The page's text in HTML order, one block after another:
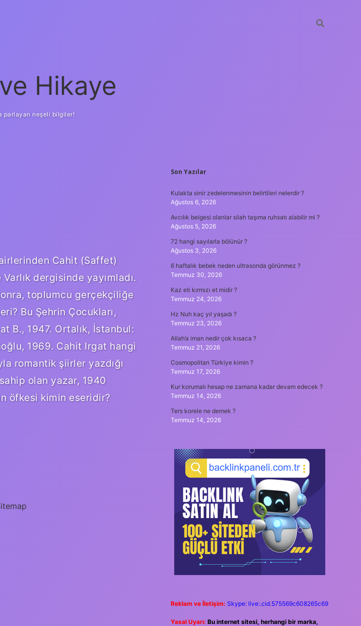
Hikaye
parlayan neşeli bilgiler!
Cahit (Saffet)
dergisinde yayımladı.
toplumcu gerçekçiliğe
Bu Şehrin Çocukları,
B., 1947. Ortalık, İstanbul:
1969. Cahit Irgat hangi
romantik şiirler yazdığı
olan yazar, 1940
öfkesi kimin eseridir?
SIDEBAR
Son Yazılar
Kulakta sinir zedelenmesinin belirtileri nelerdir ?
Ağustos 6, 2026
Avcılık belgesi olanlar silah taşıma ruhsatı alabilir mi ?
Ağustos 5, 2026
72 hangi sayılarla bölünür ?
Ağustos 3, 2026
6 haftalık bebek neden ultrasonda görünmez ?
Temmuz 30, 2026
Kaz eti kırmızı et midir ?
Temmuz 24, 2026
Hz Nuh kaç yıl yaşadı ?
Temmuz 23, 2026
Allah’a iman nedir çok kısaca ?
Temmuz 21, 2026
Cosmopolitan Türkiye kimin ?
Temmuz 17, 2026
Kur korumalı hesap ne zamana kadar devam edecek ?
Temmuz 14, 2026
Ters korele ne demek ?
Temmuz 14, 2026
Reklam ve İletişim: Skype: live:.cid.575569c608265c69
Yasal Uyarı: Bu internet sitesi, herhangi bir marka,